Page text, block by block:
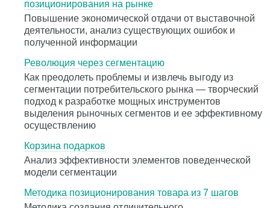
позиционирования на рынке
Повышение экономической отдачи от выставочной
деятельности, анализ существующих ошибок и
полученной информации
Революция через сегментацию
Как преодолеть проблемы и извлечь выгоду из
сегментации потребительского рынка — творческий
подход к разработке мощных инструментов
выделения рыночных сегментов и ее эффективному
осуществлению
Корзина подарков
Анализ эффективности элементов поведенческой
модели сегментации
Методика позиционирования товара из 7 шагов